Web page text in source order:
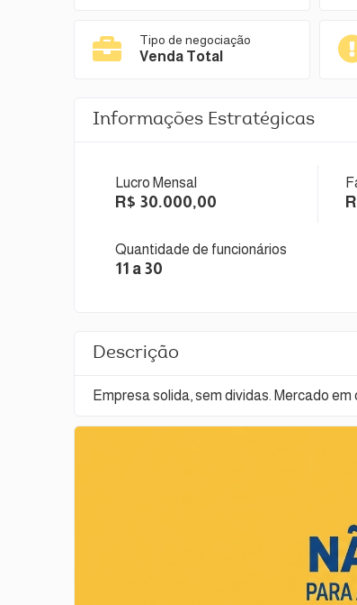
Tipo de negociação
Venda Total
Informações Estratégicas
Lucro Mensal
R$ 30.000,00
Quantidade de funcionários
11 a 30
Descrição
Empresa solida, sem dividas. Mercado